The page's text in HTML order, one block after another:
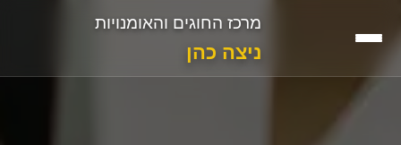
מרכז החוגים והאומנויות
ניצה כהן